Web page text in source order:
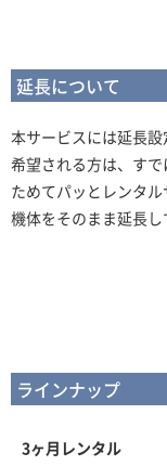
延長について
本サービスには延長
希望される方は、す
ためてパッとレンタ
機体をそのまま延長し
ラインナップ
3ヶ月レンタル